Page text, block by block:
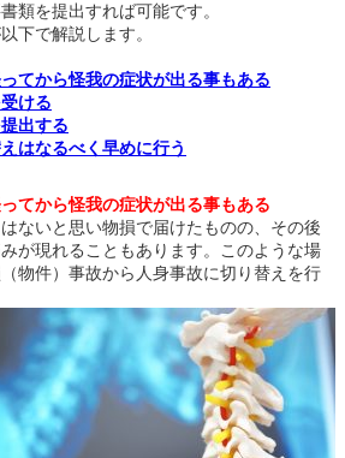
類を提出すれば可能です。
下で解説します。
てから怪我の症状が出る事もある
ける
出する
はなるべく早めに行う
てから怪我の症状が出る事もある
ないと思い物損で届けたものの、その後
が現れることもあります。このような場
物件）事故から人身事故に切り替えを行